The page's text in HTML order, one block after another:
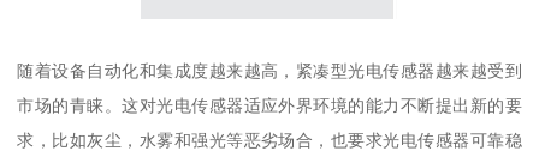
随着设备自动化和集成度越来越高，紧凑型光电传感器越来越受到
市场的青睐。这对光电传感器适应外界环境的能力不断提出新的要
求，比如灰尘，水雾和强光等恶劣场合，也要求光电传感器可靠稳